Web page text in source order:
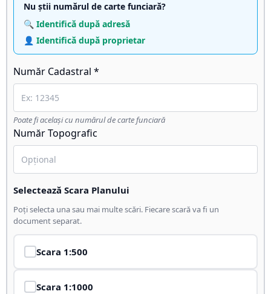
Nu știi numărul de carte funciară?
🔍 Identifică după adresă
👤 Identifică după proprietar
Număr Cadastral *
Poate fi același cu numărul de carte funciară
Număr Topografic
Selectează Scara Planului
Poți selecta una sau mai multe scări. Fiecare scară va fi un
document separat.
Scara 1:500
Scara 1:1000